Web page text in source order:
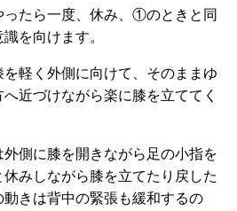
たら一度、休み、①のときと同
を向けます。
軽く外側に向けて、そのままゆ
近づけながら楽に膝を立ててく
側に膝を開きながら足の小指を
みしながら膝を立てたり戻した
きは背中の緊張も緩和するの